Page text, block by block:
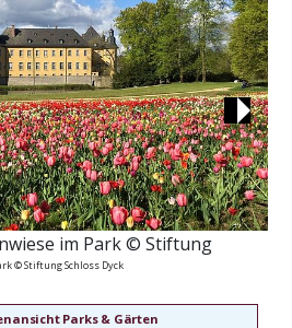
im Park © Stiftung
Next
© Stiftung Schloss Dyck
Parks & Gärten